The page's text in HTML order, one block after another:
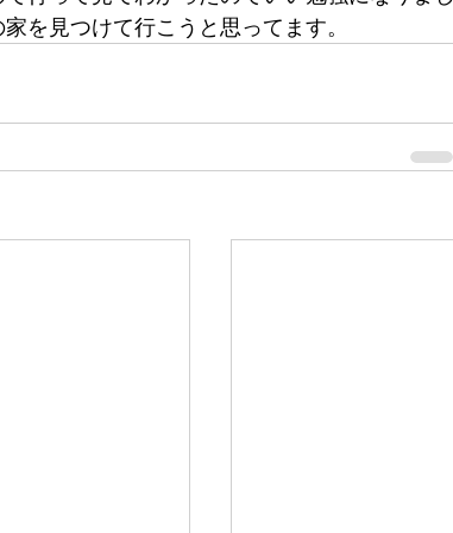
を見つけて行こうと思ってます。